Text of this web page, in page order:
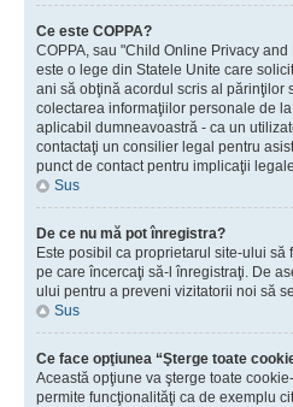
Ce este COPPA?
COPPA, sau "Child Online Privacy
este o lege din Statele Unite care
ani să obţină acordul scris al părinţilor
colectarea informaţiilor personale de
aplicabil dumneavoastră - ca un
contactaţi un consilier legal pentru
punct de contact pentru implicaţii
Sus
De ce nu mă pot înregistra?
Este posibil ca proprietarul site-ului
pe care încercaţi să-l înregistraţi. De
ului pentru a preveni vizitatorii noi să
Sus
Ce face opţiunea “Şterge toate
Această opţiune va şterge toate
permite funcţionalităţi ca de exemplu